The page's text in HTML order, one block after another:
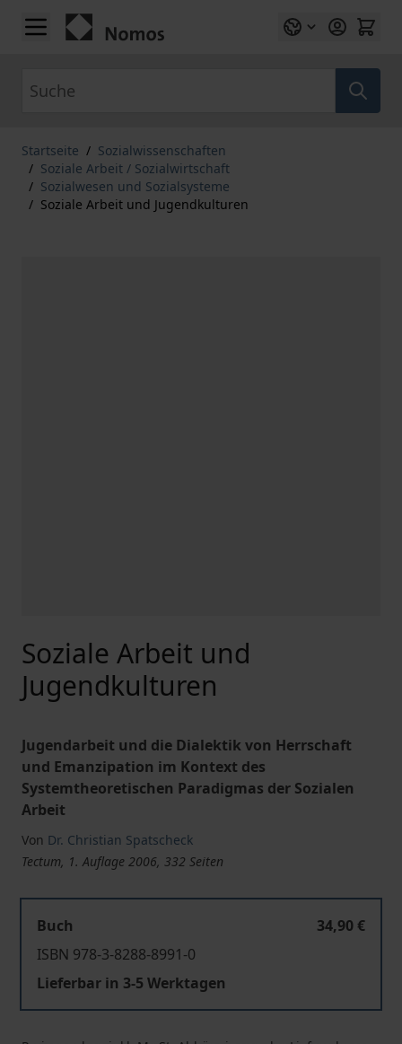
Zum Inhalt springen
Startseite / Sozialwissenschaften
/ Soziale Arbeit / Sozialwirtschaft
/ Sozialwesen und Sozialsysteme
/ Soziale Arbeit und Jugendkulturen
Soziale Arbeit und
Jugendkulturen
Jugendarbeit und die Dialektik von Herrschaft
und Emanzipation im Kontext des
Systemtheoretischen Paradigmas der Sozialen
Arbeit
Von Dr. Christian Spatscheck
Tectum, 1. Auflage 2006, 332 Seiten
Buch
34,90 €
ISBN 978-3-8288-8991-0
Lieferbar in 3-5 Werktagen